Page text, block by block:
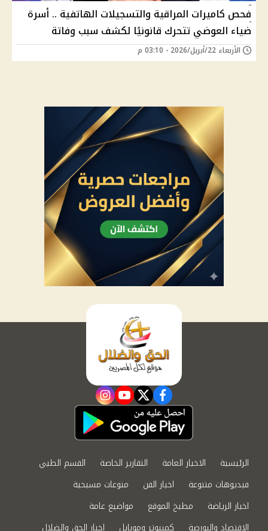
فحص كاميرات المراقية والتسجيلات الهاتفية .. أسرة
ضياء العوضي تتحرك قانونيًا لكشف سبب وفاتة
الأربعاء 22/أبريل/2026 - 03:10 م
facebook
twitter
youtube
instagram
الرئيسية الاخبار العامة التقارير الخاصة
القسم الطبي
فيديوهات متنوعة
اخبار الفن
منوعات مسيحية
اخبار الرياضة
مطبخ الموقع
مواضيع عامة
الاقتصاد والبورصة
كمبيوتر وموبايل اخبار الحق والضلال